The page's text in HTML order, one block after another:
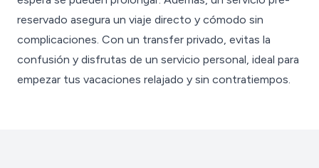
reservado asegura un viaje directo y cómodo sin
complicaciones. Con un transfer privado, evitas la
confusión y disfrutas de un servicio personal, ideal para
empezar tus vacaciones relajado y sin contratiempos.